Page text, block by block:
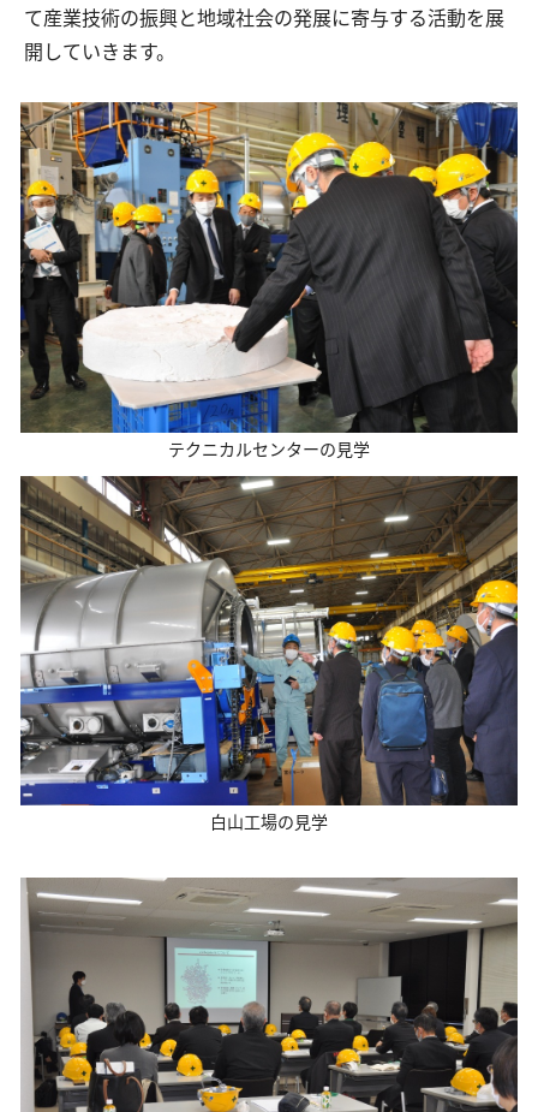
て産業技術の振興と地域社会の発展に寄与する活動を展
開していきます。
テクニカルセンターの見学
白山工場の見学